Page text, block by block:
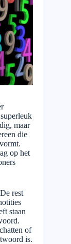
maar
die
op het
rest
staan
of
is.